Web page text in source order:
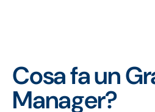
Cosa fa un
Manager?